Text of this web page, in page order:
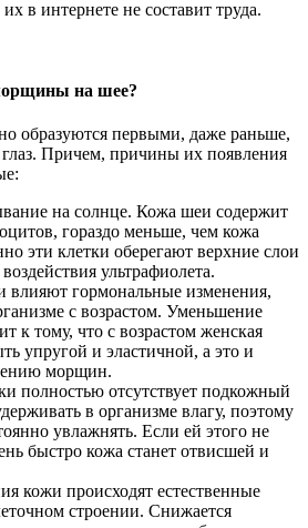
в интернете не составит труда.
на шее?
образуются первыми, даже раньше,
Причем, причины их появления
на солнце. Кожа шеи содержит
гораздо меньше, чем кожа
эти клетки оберегают верхние слои
ультрафиолета.
влияют гормональные изменения,
с возрастом. Уменьшение
к тому, что с возрастом женская
упругой и эластичной, а это и
морщин.
полностью отсутствует подкожный
в организме влагу, поэтому
увлажнять. Если ей этого не
быстро кожа станет отвисшей и
кожи происходят естественные
строении. Снижается